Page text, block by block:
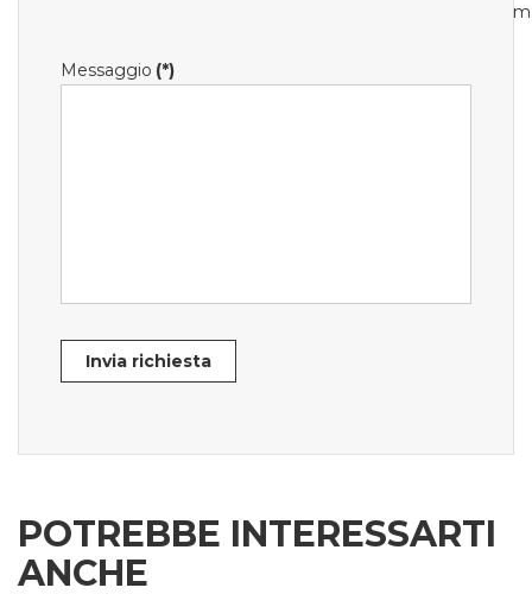
Messaggio (*)
Invia richiesta
POTREBBE INTERESSARTI
ANCHE